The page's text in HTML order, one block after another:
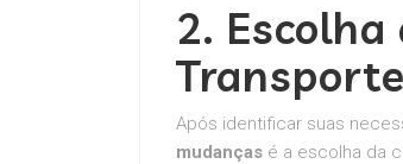
2.
Transporte
Após identificar suas
mudanças é a escolha da